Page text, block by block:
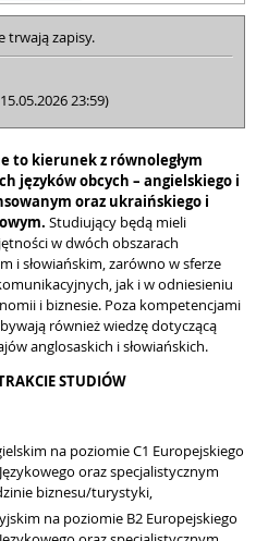
trwają zapisy.
23:59)
to kierunek z równoległym
języków obcych – angielskiego i
oraz ukraińskiego i
Studiujący będą mieli
w dwóch obszarach
i słowiańskim, zarówno w sferze
jak i w odniesieniu
i biznesie. Poza kompetencjami
również wiedzę dotyczącą
anglosaskich i słowiańskich.
STUDIÓW
na poziomie C1 Europejskiego
oraz specjalistycznym
biznesu/turystyki,
na poziomie B2 Europejskiego